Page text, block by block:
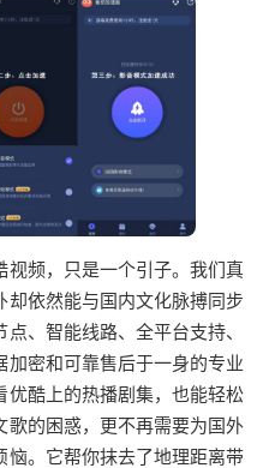
视频，只是一个引子。我们真
却依然能与国内文化脉搏同步
、智能线路、全平台支持、
加密和可靠售后于一身的专业
优酷上的热播剧集，也能轻松
歌的困惑，更不再需要为国外
恼。它帮你抹去了地理距离带